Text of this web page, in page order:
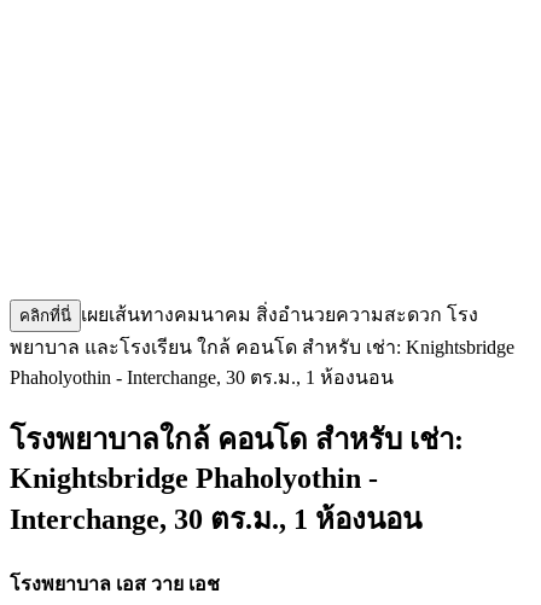
คลิกที่นี่ เผยเส้นทางคมนาคม สิ่งอำนวยความสะดวก โรง
พยาบาล และโรงเรียน ใกล้ คอนโด สำหรับ เช่า: Knightsbridge
Phaholyothin - Interchange, 30 ตร.ม., 1 ห้องนอน
โรงพยาบาลใกล้ คอนโด สำหรับ เช่า:
Knightsbridge Phaholyothin -
Interchange, 30 ตร.ม., 1 ห้องนอน
โรงพยาบาล เอส วาย เอช